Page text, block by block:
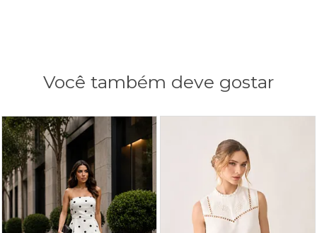
Você também deve gostar